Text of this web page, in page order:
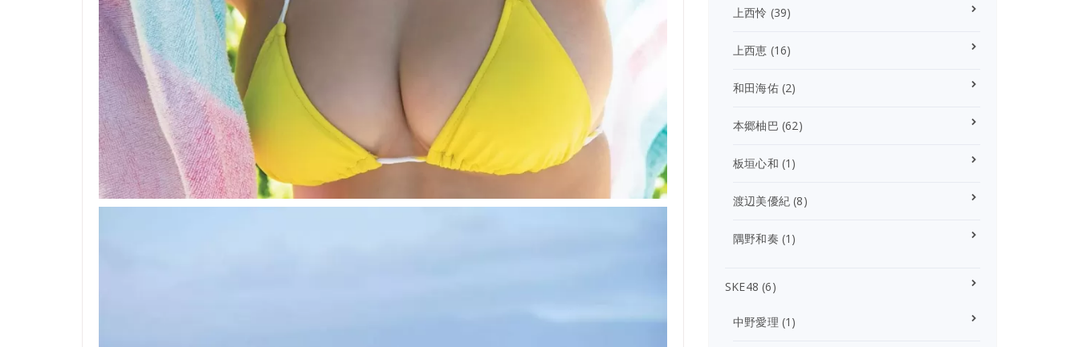
上西怜 (39)
上西恵 (16)
和田海佑(2)
本郷柚巴 (62)
板垣心和 (1)
渡辺美優紀 (8)
隅野和奏 (1)
SKE48 (6)
中野愛理 (1)